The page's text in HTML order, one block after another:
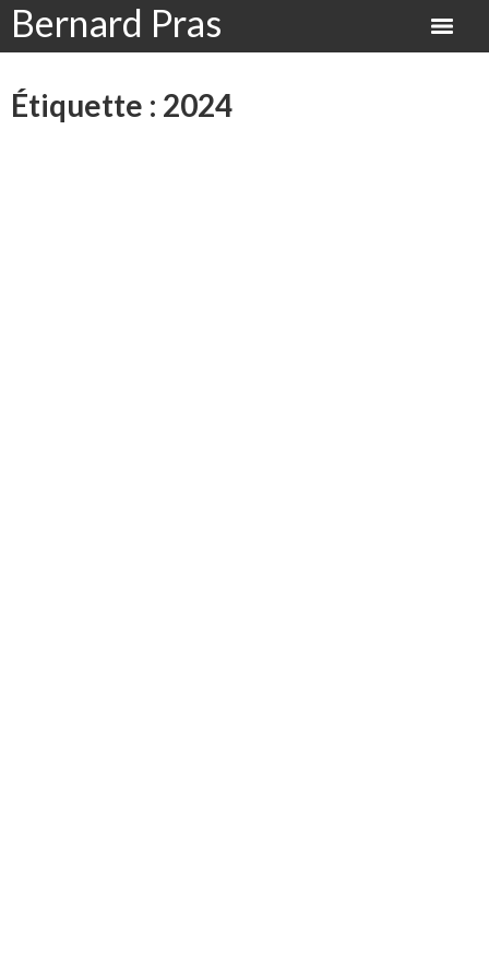
Bernard Pras
Étiquette : 2024